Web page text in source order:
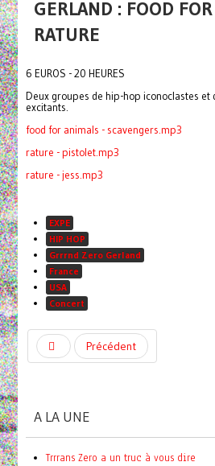
GERLAND : FOOD
RATURE
6 EUROS - 20 HEURES
Deux groupes de hip-hop iconoclastes et
excitants.
food for animals - scavengers.mp3
rature - pistolet.mp3
rature - jess.mp3
EXPE
HIP HOP
Grrrnd Zero Gerland
France
USA
Concert
Précédent
A LA UNE
Trrrans Zero a un truc à vous dire